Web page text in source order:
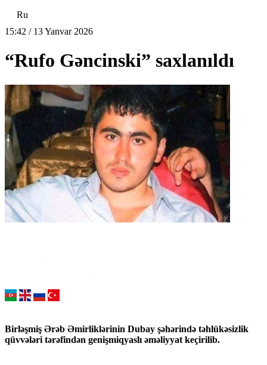
Ru
15:42 / 13 Yanvar 2026
“Rufo Gəncinski” saxlanıldı
Birləşmiş Ərəb Əmirliklərinin Dubay şəhərində təhlükəsizlik
qüvvələri tərəfindən genişmiqyaslı əməliyyat keçirilib.